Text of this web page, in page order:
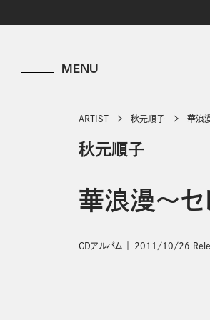
ARTIST 秋元順子 華浪
秋元順子
華浪漫～セ
CDアルバム 2011/10/26